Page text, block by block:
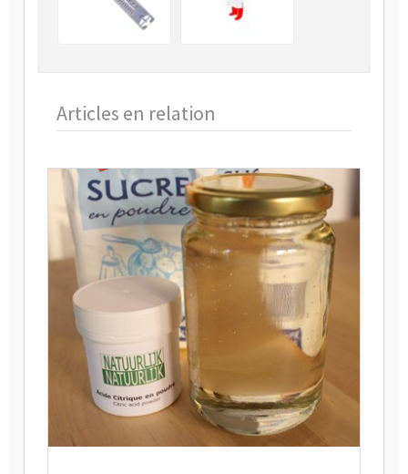
Articles en relation